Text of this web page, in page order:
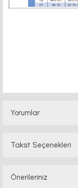
Yorumlar
Taksit Seçenekleri
Önerileriniz